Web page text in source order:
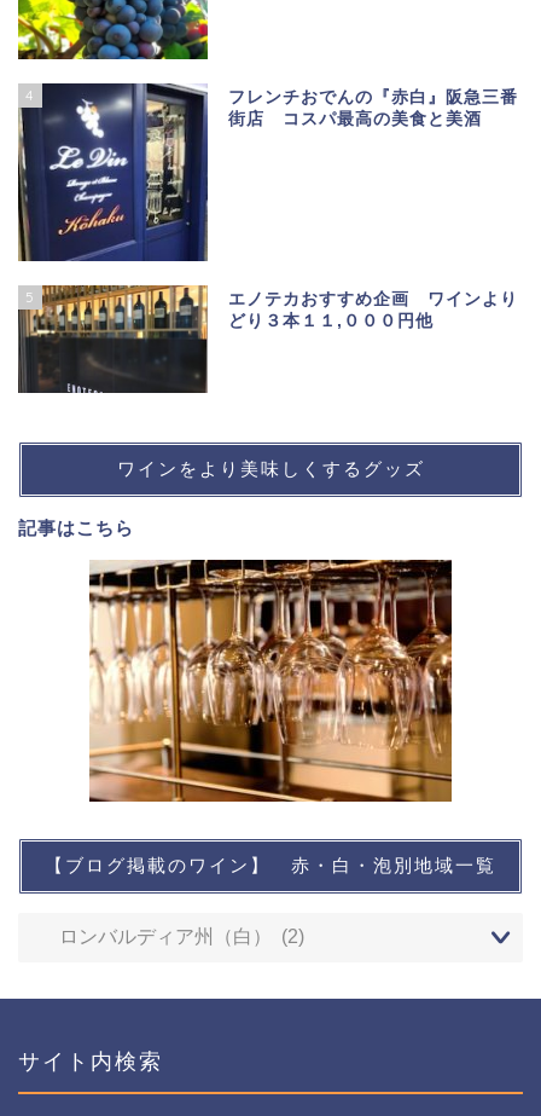
4
フレンチおでんの『赤白』阪急三番
街店 コスパ最高の美食と美酒
5
エノテカおすすめ企画 ワインより
どり３本１１,０００円他
ワインをより美味しくするグッズ
記事はこちら
【ブログ掲載のワイン】 赤・白・泡別地域一覧
サイト内検索
想い出に残るワイン
レストランなど